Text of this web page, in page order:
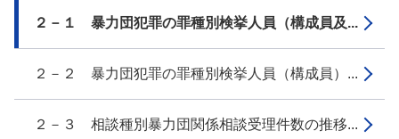
２－１ 暴力団犯罪の罪種別検挙人員（構成員及...
２－２ 暴力団犯罪の罪種別検挙人員（構成員）...
２－３ 相談種別暴力団関係相談受理件数の推移...